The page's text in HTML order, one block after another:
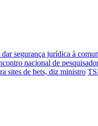
segurança jurídica à
nacional de
sites de bets, diz ministro